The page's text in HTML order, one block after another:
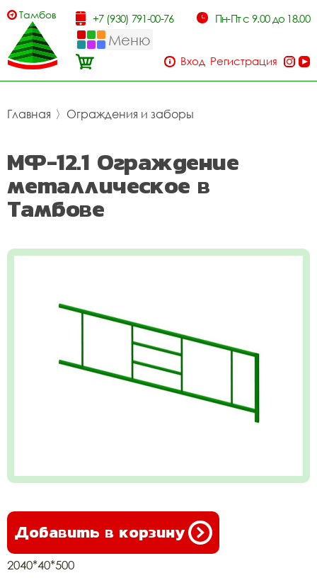
Тамбов +7 (930) 791-00-76 Пн-Пт с 9.00 до 18.00
Меню
Вход Регистрация
Главная 〉 Ограждения и заборы
МФ-12.1 Ограждение
металлическое в
Тамбове
Добавить в корзину
2040*40*500